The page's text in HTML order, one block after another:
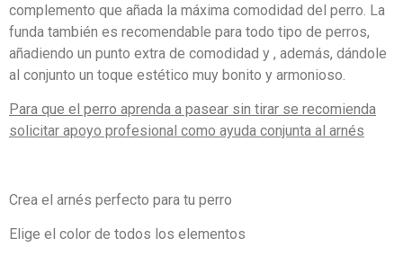
complemento que añada la máxima comodidad del perro. La
funda también es recomendable para todo tipo de perros,
añadiendo un punto extra de comodidad y , además, dándole
al conjunto un toque estético muy bonito y armonioso.
Para que el perro aprenda a pasear sin tirar se recomienda
solicitar apoyo profesional como ayuda conjunta al arnés
Crea el arnés perfecto para tu perro
Elige el color de todos los elementos